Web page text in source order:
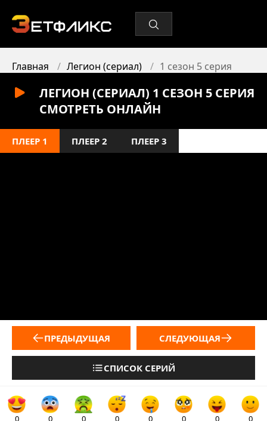
Главная Легион (сериал) 1 сезон 5 серия
ЛЕГИОН (СЕРИАЛ) 1 СЕЗОН 5 СЕРИЯ
СМОТРЕТЬ ОНЛАЙН
ПЛЕЕР 1 ПЛЕЕР 2 ПЛЕЕР 3
ПРЕДЫДУЩАЯ
СПИСОК СЕРИЙ
СЛЕДУЮЩАЯ
0 0 0 0 0 0 0 0